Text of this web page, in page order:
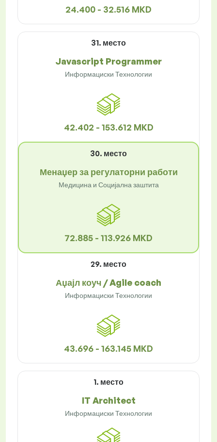
24.400 - 32.516 MKD
31. место
Javascript Programmer
Информациски Технологии
42.402 - 153.612 MKD
30. место
Менаџер за регулаторни работи
Медицина и Социјална заштита
72.885 - 113.926 MKD
29. место
Аџајл коуч / Agile coach
Информациски Технологии
43.696 - 163.145 MKD
1. место
IT Architect
Информациски Технологии